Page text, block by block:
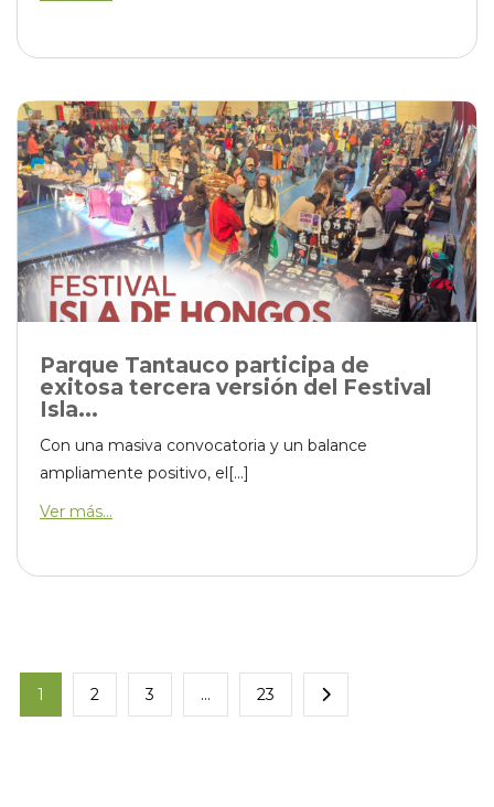
Parque Tantauco participa de
exitosa tercera versión del Festival
Isla...
Con una masiva convocatoria y un balance
ampliamente positivo, el[...]
Ver más...
1 2 3 … 23